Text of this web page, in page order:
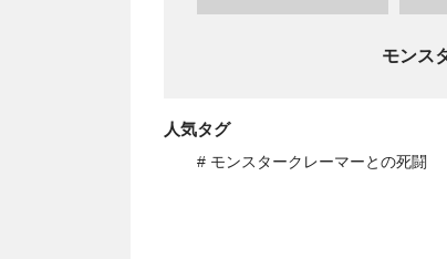
モンス
人気タグ
# モンスタークレーマーとの死闘